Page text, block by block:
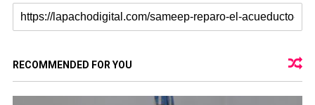
RECOMMENDED FOR YOU